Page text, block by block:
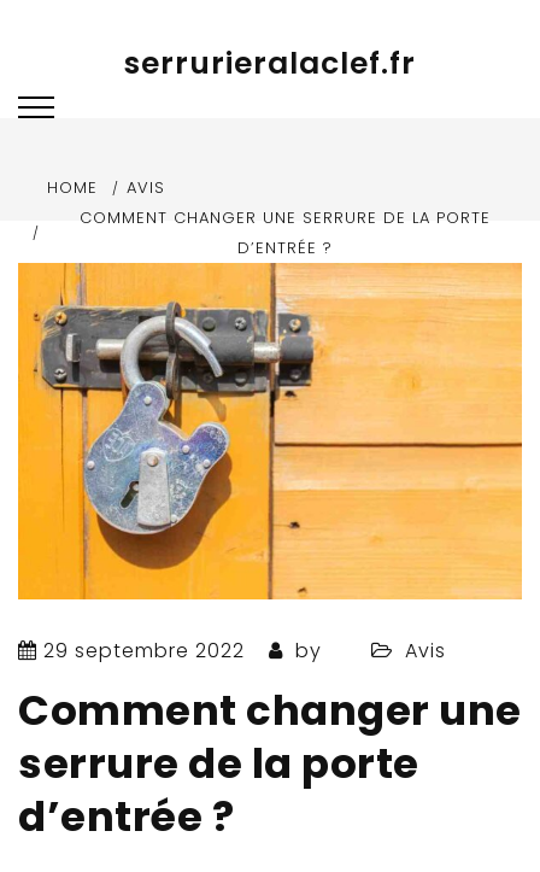
serrurieralaclef.fr
HOME
AVIS
COMMENT CHANGER UNE SERRURE DE LA PORTE
D’ENTRÉE ?
29 septembre 2022 by Avis
Comment changer une
serrure de la porte
d’entrée ?